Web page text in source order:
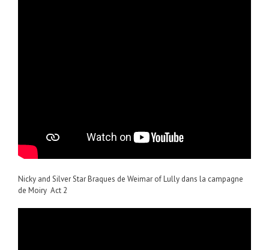
Nicky and Silver Star Braques de Weimar of Lully dans la campagne
de Moiry Act 2